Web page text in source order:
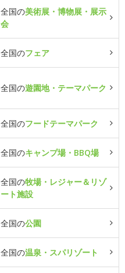
全国の美術展・博物展・展示
会
全国のフェア
全国の遊園地・テーマパーク
全国のフードテーマパーク
全国のキャンプ場・BBQ場
全国の牧場・レジャー＆リゾ
ート施設
全国の公園
全国の温泉・スパリゾート